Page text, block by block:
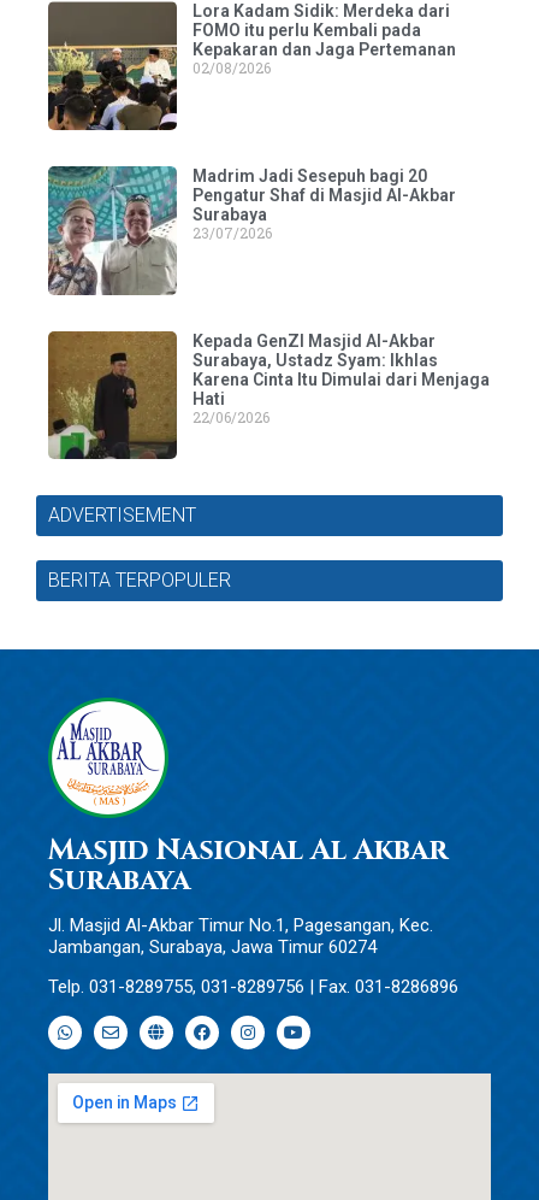
Lora Kadam Sidik: Merdeka dari
FOMO itu perlu Kembali pada
Kepakaran dan Jaga Pertemanan
02/08/2026
Madrim Jadi Sesepuh bagi 20
Pengatur Shaf di Masjid Al-Akbar
Surabaya
23/07/2026
Kepada GenZI Masjid Al-Akbar
Surabaya, Ustadz Syam: Ikhlas
Karena Cinta Itu Dimulai dari Menjaga
Hati
22/06/2026
ADVERTISEMENT
BERITA TERPOPULER
Masjid Nasional Al Akbar
Surabaya
Jl. Masjid Al-Akbar Timur No.1, Pagesangan, Kec.
Jambangan, Surabaya, Jawa Timur 60274
Telp. 031-8289755, 031-8289756 | Fax. 031-8286896